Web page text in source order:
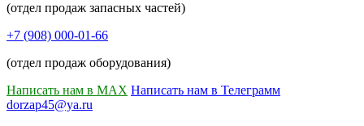
(отдел продаж запасных частей)
+7 (908) 000-01-66
(отдел продаж оборудования)
Написать нам в MAX Написать нам в Телеграмм
dorzap45@ya.ru